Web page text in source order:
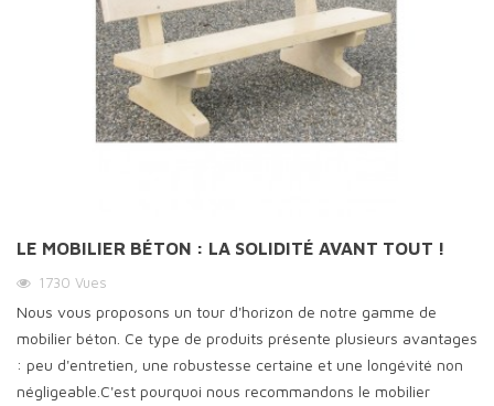
LE MOBILIER BÉTON : LA SOLIDITÉ AVANT TOUT !
1730 Vues
Nous vous proposons un tour d'horizon de notre gamme de
mobilier béton. Ce type de produits présente plusieurs avantages
: peu d'entretien, une robustesse certaine et une longévité non
négligeable.C'est pourquoi nous recommandons le mobilier